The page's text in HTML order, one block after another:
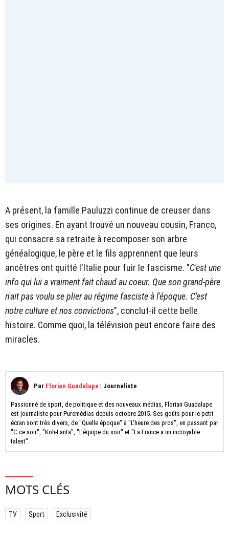
A présent, la famille Pauluzzi continue de creuser dans
ses origines. En ayant trouvé un nouveau cousin, Franco,
qui consacre sa retraite à recomposer son arbre
généalogique, le père et le fils apprennent que leurs
ancêtres ont quitté l'Italie pour fuir le fascisme. "C'est une
info qui lui a vraiment fait chaud au coeur. Que son grand-père
n'ait pas voulu se plier au régime fasciste à l'époque. C'est
notre culture et nos convictions", conclut-il cette belle
histoire. Comme quoi, la télévision peut encore faire des
miracles.
Par Florian Guadalupe | Journaliste
Passionné de sport, de politique et des nouveaux médias, Florian Guadalupe
est journaliste pour Puremédias depuis octobre 2015. Ses goûts pour le petit
écran sont très divers, de "Quelle époque" à "L'heure des pros", en passant par
"C ce soir", "Koh-Lanta", "L'équipe du soir" et "La France a un incroyable
talent".
MOTS CLÉS
TV Sport Exclusivité